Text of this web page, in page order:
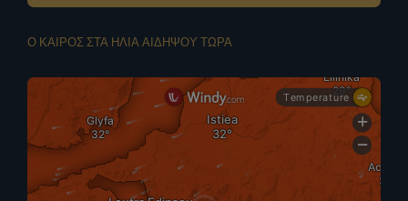
Ο ΚΑΙΡΟΣ ΣΤΑ ΗΛΙΑ ΑΙΔΗΨΟΥ ΤΩΡΑ